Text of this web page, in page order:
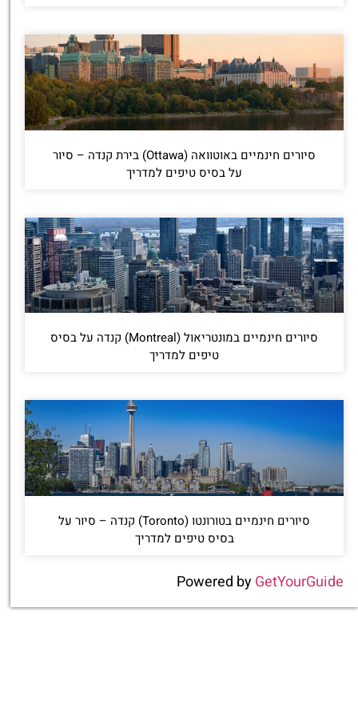
סיורים חינמיים באוטוואה (Ottawa) בירת קנדה – סיור
על בסיס טיפים למדריך
סיורים חינמיים במונטריאול (Montreal) קנדה על בסיס
טיפים למדריך
סיורים חינמיים בטורונטו (Toronto) קנדה – סיור על
בסיס טיפים למדריך
Powered byGetYourGuide